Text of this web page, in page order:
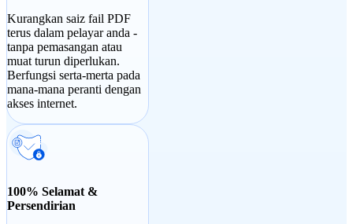
Kurangkan saiz fail PDF
terus dalam pelayar anda -
tanpa pemasangan atau
muat turun diperlukan.
Berfungsi serta-merta pada
mana-mana peranti dengan
akses internet.
100% Selamat &
Persendirian